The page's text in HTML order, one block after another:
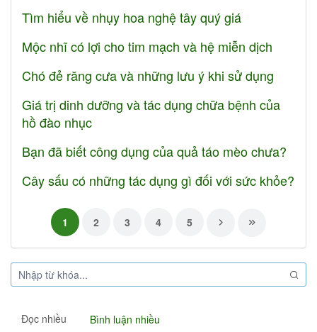
Tìm hiểu về nhụy hoa nghệ tây quý giá
Mộc nhĩ có lợi cho tim mạch và hệ miễn dịch
Chó đẻ răng cưa và những lưu ý khi sử dụng
Giá trị dinh dưỡng và tác dụng chữa bệnh của
hồ đào nhục
Bạn đã biết công dụng của quả táo mèo chưa?
Cây sấu có những tác dụng gì đối với sức khỏe?
1 2 3 4 5
Đọc nhiều Bình luận nhiều